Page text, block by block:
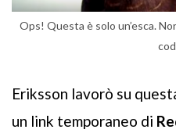
Ops! Questa è solo un’esca.
Eriksson lavorò su
un link temporaneo di